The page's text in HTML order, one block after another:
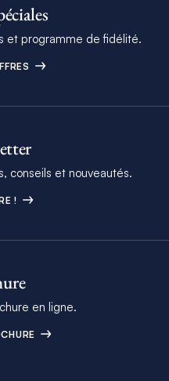
et programme de fidélité.
conseils et nouveautés.
!
en ligne.